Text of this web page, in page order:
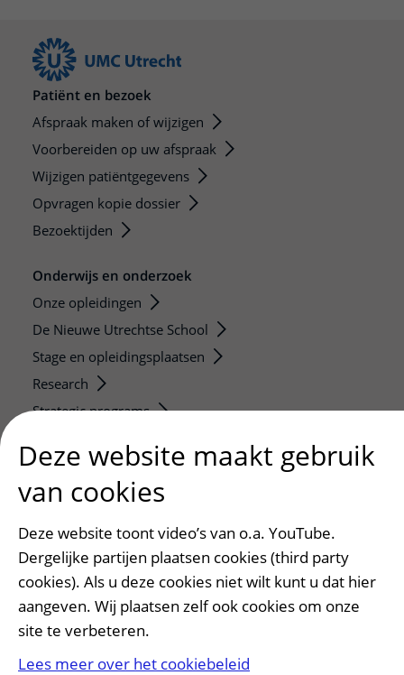
Patiënt en bezoek
Afspraak maken of wijzigen
Voorbereiden op uw afspraak
Wijzigen patiëntgegevens
Opvragen kopie dossier
Bezoektijden
Onderwijs en onderzoek
Onze opleidingen
De Nieuwe Utrechtse School
Stage en opleidingsplaatsen
Research
Strategic programs
Researchers
Research technologies
Verwijzers
Mijn patiënt verwijzen
Teleconsult aanvragen
Diagnostiek aanvragen
Deze website maakt gebruik
van cookies
Deze website toont video’s van o.a. YouTube.
Dergelijke partijen plaatsen cookies (third party
cookies). Als u deze cookies niet wilt kunt u dat hier
aangeven. Wij plaatsen zelf ook cookies om onze
site te verbeteren.
Lees meer over het cookiebeleid